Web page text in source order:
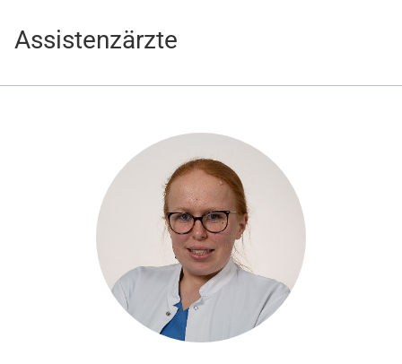
Notaufnahme
Anreise
Assistenzärzte